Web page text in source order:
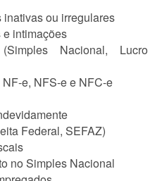
ou irregulares
intimações
Nacional, Lucro
e, NFS-e e NFC-e
Federal, SEFAZ)
no Simples Nacional